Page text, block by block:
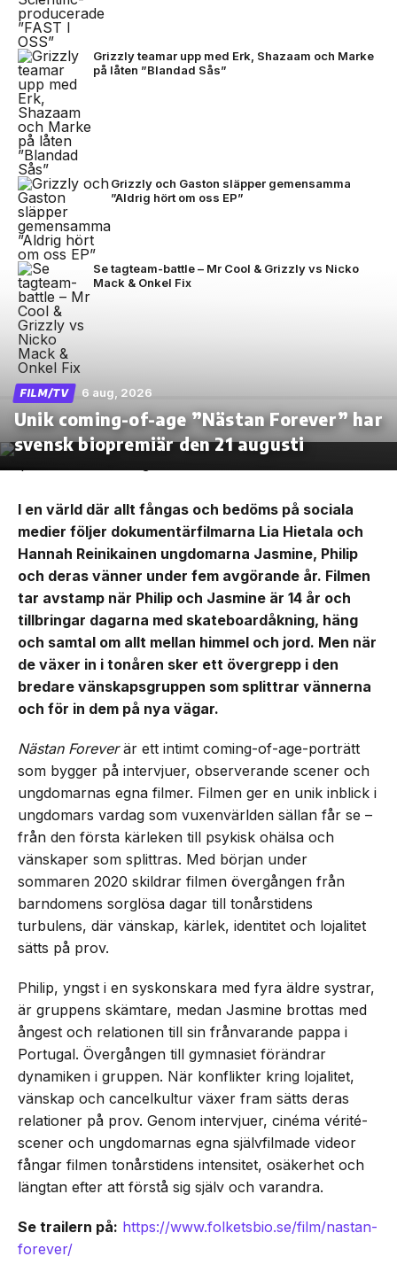
Grizzly teamar upp med Erk, Shazaam och Marke
på låten ”Blandad Sås”
Grizzly och Gaston släpper gemensamma
”Aldrig hört om oss EP”
Se tagteam-battle – Mr Cool & Grizzly vs Nicko
Mack & Onkel Fix
FILM/TV 6 aug, 2026
Unik coming-of-age ”Nästan Forever” har
svensk biopremiär den 21 augusti
I en värld där allt fångas och bedöms på sociala
medier följer dokumentärfilmarna Lia Hietala och
Hannah Reinikainen ungdomarna Jasmine, Philip
och deras vänner under fem avgörande år. Filmen
tar avstamp när Philip och Jasmine är 14 år och
tillbringar dagarna med skateboardåkning, häng
och samtal om allt mellan himmel och jord. Men när
de växer in i tonåren sker ett övergrepp i den
bredare vänskapsgruppen som splittrar vännerna
och för in dem på nya vägar.
Nästan Foreverär ett intimt coming-of-age-porträtt
som bygger på intervjuer, observerande scener och
ungdomarnas egna filmer. Filmen ger en unik inblick i
ungdomars vardag som vuxenvärlden sällan får se –
från den första kärleken till psykisk ohälsa och
vänskaper som splittras. Med början under
sommaren 2020 skildrar filmen övergången från
barndomens sorglösa dagar till tonårstidens
turbulens, där vänskap, kärlek, identitet och lojalitet
sätts på prov.
Philip, yngst i en syskonskara med fyra äldre systrar,
är gruppens skämtare, medan Jasmine brottas med
ångest och relationen till sin frånvarande pappa i
Portugal. Övergången till gymnasiet förändrar
dynamiken i gruppen. När konflikter kring lojalitet,
vänskap och cancelkultur växer fram sätts deras
relationer på prov. Genom intervjuer, cinéma vérité-
scener och ungdomarnas egna självfilmade videor
fångar filmen tonårstidens intensitet, osäkerhet och
längtan efter att förstå sig själv och varandra.
Se trailern på: https://www.folketsbio.se/film/nastan-
forever/